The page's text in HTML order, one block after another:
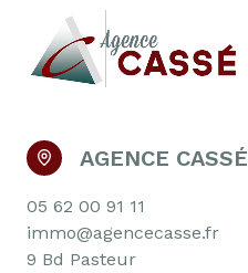
AGENCE CASSÉ
05 62 00 91 11
immo@agencecasse.fr
9 Bd Pasteur